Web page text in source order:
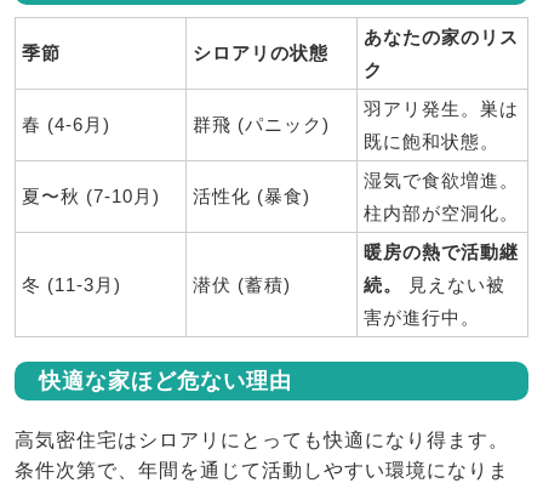
季節 シロアリの状態
あなたの家のリス
ク
春 (4-6月) 群飛 (パニック)
羽アリ発生。巣は
既に飽和状態。
夏〜秋 (7-10月) 活性化 (暴食)
湿気で食欲増進。
柱内部が空洞化。
冬 (11-3月) 潜伏 (蓄積)
暖房の熱で活動継
続。
見えない被
害が進行中。
快適な家ほど危ない理由
高気密住宅はシロアリにとっても快適になり得ます。
条件次第で、年間を通じて活動しやすい環境になりま